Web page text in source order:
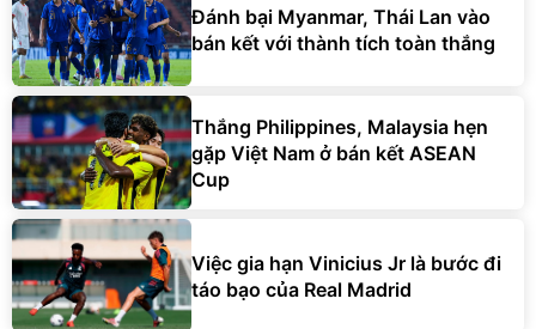
Đánh bại Myanmar, Thái Lan vào
bán kết với thành tích toàn thắng
Thắng Philippines, Malaysia hẹn
gặp Việt Nam ở bán kết ASEAN
Cup
Việc gia hạn Vinicius Jr là bước đi
táo bạo của Real Madrid